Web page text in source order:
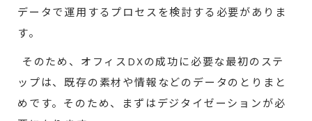
データで運用するプロセスを検討する必要がありま
す。
そのため、オフィスDXの成功に必要な最初のステ
ップは、既存の素材や情報などのデータのとりまと
めです。そのため、まずはデジタイゼーションが必